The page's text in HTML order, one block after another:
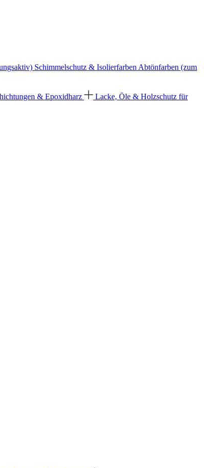
Schimmelschutz & Isolierfarben Abtönfarben (zum
& Epoxidharz
Lacke, Öle & Holzschutz für